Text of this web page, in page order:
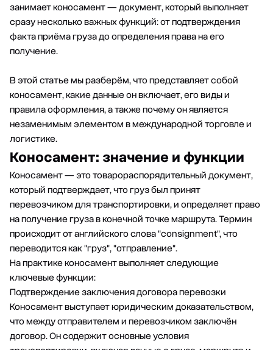
занимает коносамент — документ, который выполняет
сразу несколько важных функций: от подтверждения
факта приёма груза до определения права на его
получение.
В этой статье мы разберём, что представляет собой
коносамент, какие данные он включает, его виды и
правила оформления, а также почему он является
незаменимым элементом в международной торговле и
логистике.
Коносамент: значение и функции
Коносамент — это товарораспорядительный документ,
который подтверждает, что груз был принят
перевозчиком для транспортировки, и определяет право
на получение груза в конечной точке маршрута. Термин
происходит от английского слова "consignment", что
переводится как "груз", "отправление".
На практике коносамент выполняет следующие
ключевые функции:
Подтверждение заключения договора перевозки
Коносамент выступает юридическим доказательством,
что между отправителем и перевозчиком заключён
договор. Он содержит основные условия